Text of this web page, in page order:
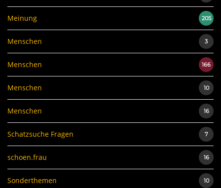
Meinung 205
Menschen 3
Menschen 166
Menschen 10
Menschen 16
Schatzsuche Fragen 7
schoen.frau 16
Sonderthemen 10